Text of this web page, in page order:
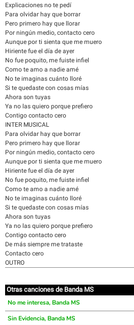
Explicaciones no te pedí
Para olvidar hay que borrar
Pero primero hay que llorar
Por ningún medio, contacto cero
Aunque por ti sienta que me muero
Hiriente fue el día de ayer
No fue poquito, me fuiste infiel
Como te amo a nadie amé
No te imaginas cuánto lloré
Si te quedaste con cosas mías
Ahora son tuyas
Ya no las quiero porque prefiero
Contigo contacto cero
INTER MUSICAL
Para olvidar hay que borrar
Pero primero hay que llorar
Por ningún medio, contacto cero
Aunque por ti sienta que me muero
Hiriente fue el día de ayer
No fue poquito, me fuiste infiel
Como te amo a nadie amé
No te imaginas cuánto lloré
Si te quedaste con cosas mías
Ahora son tuyas
Ya no las quiero porque prefiero
Contigo contacto cero
De más siempre me trataste
Contacto cero
OUTRO
Otras canciones de Banda MS
No me interesa, Banda MS
Sin Evidencia, Banda MS